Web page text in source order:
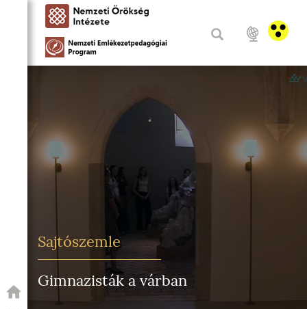
Sajtószemle
Gimnazisták a várban